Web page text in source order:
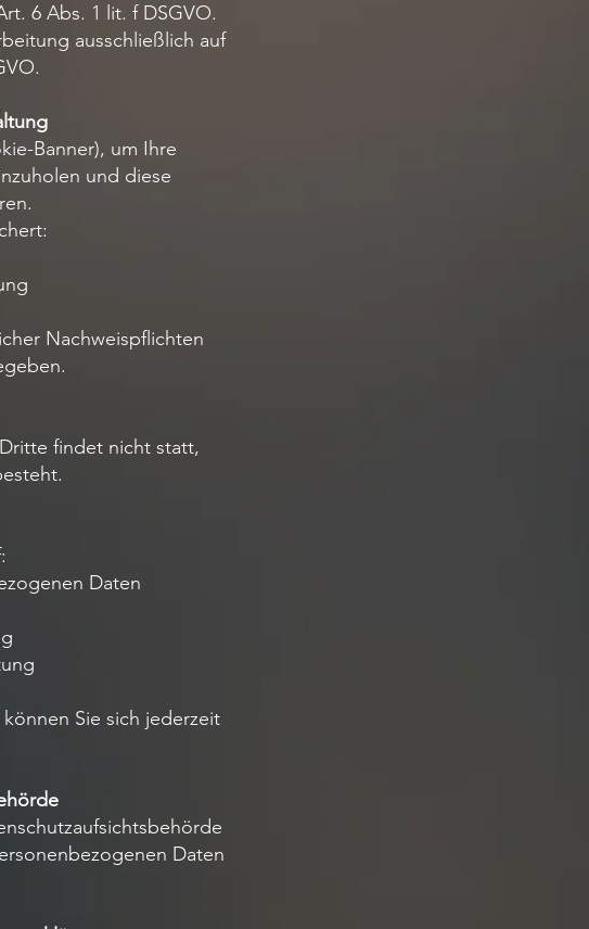
6 Abs. 1 lit. f DSGVO.
ausschließlich auf
Banner), um Ihre
und diese
Nachweispflichten
findet nicht statt,
Daten
Sie sich jederzeit
Daten